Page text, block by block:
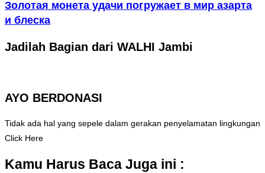
Золотая монета удачи погружает в мир азарта
и блеска
Jadilah Bagian dari WALHI Jambi
AYO BERDONASI
Tidak ada hal yang sepele dalam gerakan penyelamatan lingkungan
Click Here
Kamu Harus Baca Juga ini :